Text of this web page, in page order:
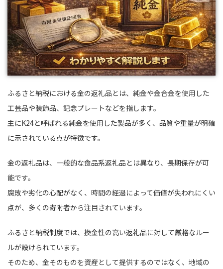
ふるさと納税における金の返礼品とは、純金や金合金を使用した
工芸品や装飾品、記念プレートなどを指します。
主にK24と呼ばれる純金を使用した製品が多く、品質や重量が明確
に示されている点が特徴です。
金の返礼品は、一般的な食品系返礼品とは異なり、長期保存が可
能です。
腐敗や劣化の心配がなく、時間の経過によって価値が失われにくい
点が、多くの寄附者から注目されています。
ふるさと納税制度では、換金性の高い返礼品に対して厳格なルー
ルが設けられています。
そのため、金そのものを資産として提供するのではなく、地域の